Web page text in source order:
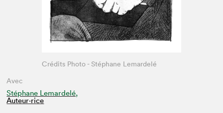
Avec
Stéphane Lemardelé,
Auteur·rice
Crédits Photo - Stéphane Lemardelé